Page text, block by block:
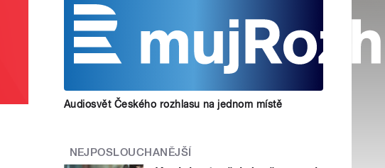
Audiosvět Českého rozhlasu na jednom místě
NEJPOSLOUCHANĚJŠÍ